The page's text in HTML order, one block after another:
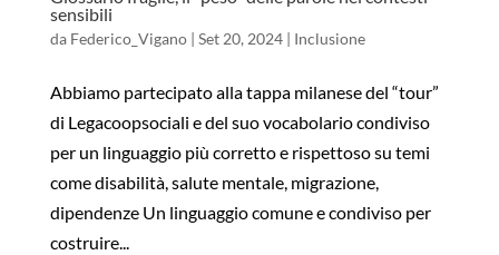
sensibili
da Federico_Vigano| Set 20, 2024| Inclusione
Abbiamo partecipato alla tappa milanese del “tour”
di Legacoopsociali e del suo vocabolario condiviso
per un linguaggio più corretto e rispettoso su temi
come disabilità, salute mentale, migrazione,
dipendenze Un linguaggio comune e condiviso per
costruire...